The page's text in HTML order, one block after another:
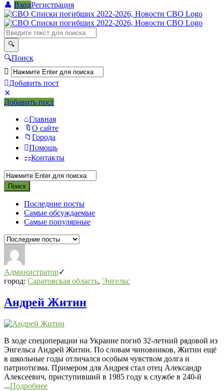
ВходРегистрация
СВО
Списки
погибших
2022-
2026,
Новости
СВО
Поиск
Добавить пост
Мобильное
меню
Добавить пост
Главная
О сайте
Города
Помощь
Контакты
Последние посты
Самые обсуждаемые
Самые популярные
Администратор
город: Саратовская область, Энгельс
Андрей Житин
В ходе спецоперации на Украине погиб 32-летний рядовой из
Энгельса Андрей Житин. По словам чиновников, Житин ещё
в школьные годы отличался особым чувством долга и
патриотизма. Примером для Андрея стал отец Александр
Алексеевич, приступивший в 1985 году к службе в 240-й
...Подробнее